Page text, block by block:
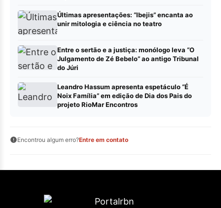
Últimas apresentações: “Ibejis” encanta ao
unir mitologia e ciência no teatro
Entre o sertão e a justiça: monólogo leva “O
Julgamento de Zé Bebelo” ao antigo Tribunal
do Júri
Leandro Hassum apresenta espetáculo “É
Noix Família” em edição de Dia dos Pais do
projeto RioMar Encontros
Encontrou algum erro?Entre em contato